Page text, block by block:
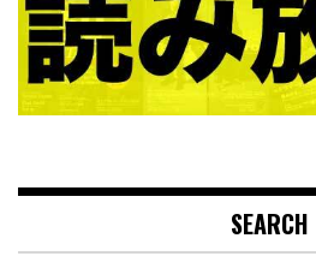
SEARCH